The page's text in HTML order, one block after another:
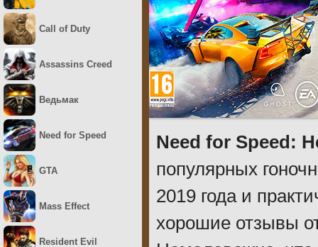
Need for Speed:
популярных
2019 года и
хорошие отзывы
Call of Duty
Assassins Creed
Ведьмак
Need for Speed
GTA
Mass Effect
Resident Evil